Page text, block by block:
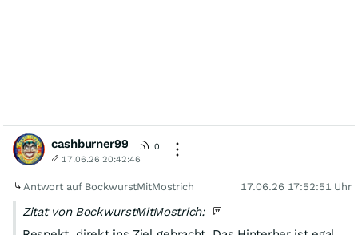
cashburner99
0
17.06.26 20:42:46
Antwort auf BockwurstMitMostrich 17.06.26 17:52:51 Uhr
Zitat von BockwurstMitMostrich: